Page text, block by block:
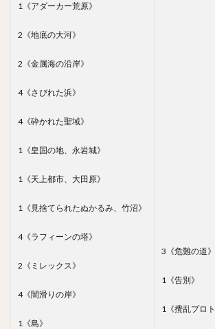
1《アダーカー荒原》
2《地底の大河》
2《金属海の沿岸》
4《さびれた浜》
4《砕かれた聖域》
1《皇国の地、永岩城》
1《天上都市、大田原》
1《見捨てられたぬかるみ、竹沼》
4《ラフィーンの塔》
2《ミレックス》
4《闇滑りの岸》
1《島》
3《危難の道》
1《告別》
1《攪乱プロト